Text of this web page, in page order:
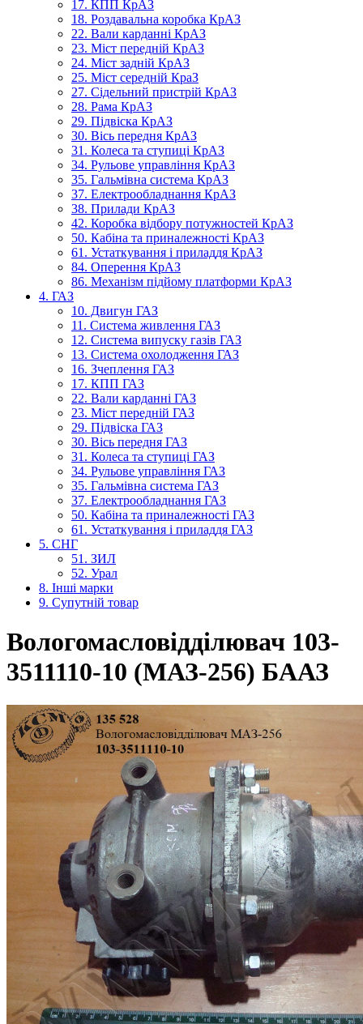
17. КПП КрАЗ
18. Роздавальна коробка КрАЗ
22. Вали карданні КрАЗ
23. Міст передній КрАЗ
24. Міст задній КрАЗ
25. Міст середній КраЗ
27. Сідельний пристрій КрАЗ
28. Рама КрАЗ
29. Підвіска КрАЗ
30. Вісь передня КрАЗ
31. Колеса та ступиці КрАЗ
34. Рульове управління КрАЗ
35. Гальмівна система КрАЗ
37. Електрообладнання КрАЗ
38. Прилади КрАЗ
42. Коробка відбору потужностей КрАЗ
50. Кабіна та приналежності КрАЗ
61. Устаткування і приладдя КрАЗ
84. Оперення КрАЗ
86. Механізм підйому платформи КрАЗ
4. ГАЗ
10. Двигун ГАЗ
11. Система живлення ГАЗ
12. Система випуску газів ГАЗ
13. Система охолодження ГАЗ
16. Зчеплення ГАЗ
17. КПП ГАЗ
22. Вали карданні ГАЗ
23. Міст передній ГАЗ
29. Підвіска ГАЗ
30. Вісь передня ГАЗ
31. Колеса та ступиці ГАЗ
34. Рульове управління ГАЗ
35. Гальмівна система ГАЗ
37. Електрообладнання ГАЗ
50. Кабіна та приналежності ГАЗ
61. Устаткування і приладдя ГАЗ
5. СНГ
51. ЗИЛ
52. Урал
8. Інші марки
9. Супутній товар
Вологомасловідділювач 103-
3511110-10 (МАЗ-256) БААЗ